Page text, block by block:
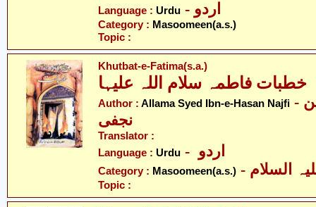
Language : Urdu - اردو
Category : Masoomeen(a.s.)
Topic :
Khutbat-e-Fatima(s.a.)
خطبات فاطمہ سلام اللہ علیہا
Author : Allama Syed Ibn-e-Hasan Najfi - علامہ سیّد ابن حسن
نجفی
Translator :
Language : Urdu
Category : Masoomeen(a.s.)
Topic :